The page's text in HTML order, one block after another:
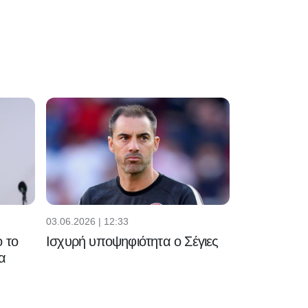
05.08.2026 | 22:37
Επίθεση φωτιά -
Άμυνα ατσάλι!
05.08.2026 | 22:25
Επίσημα νέος
προπονητής της
το
03.06.2026 | 12:33
Ισχυρή υποψηφιότητα ο Σέγιες